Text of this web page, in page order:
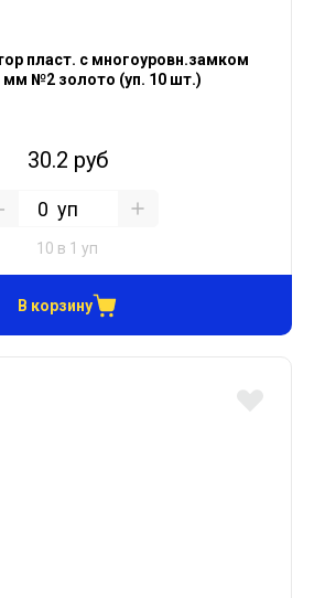
пласт. с многоуровн.замком
мм №2 золото (уп. 10 шт.)
30.2 руб
уп
10 в 1 уп
В корзину